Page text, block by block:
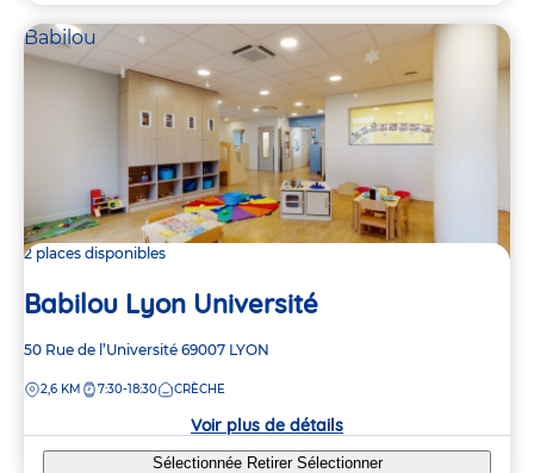
Babilou
2 places disponibles
Babilou Lyon Université
Adresse
la
50 Rue de l’Université 69007 LYON
DISTANCE
2,6 KM 7:30-18:30 CRÈCHE
Voir plus de détails
Sélectionnée Retirer Sélectionner